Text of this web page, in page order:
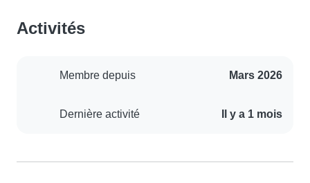
Activités
Membre depuis Mars 2026
Dernière activité Il y a 1 mois